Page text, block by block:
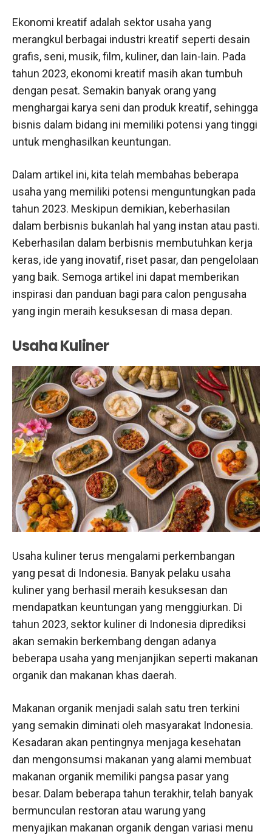
Ekonomi kreatif adalah sektor usaha yang
merangkul berbagai industri kreatif seperti desain
grafis, seni, musik, film, kuliner, dan lain-lain. Pada
tahun 2023, ekonomi kreatif masih akan tumbuh
dengan pesat. Semakin banyak orang yang
menghargai karya seni dan produk kreatif, sehingga
bisnis dalam bidang ini memiliki potensi yang tinggi
untuk menghasilkan keuntungan.
Dalam artikel ini, kita telah membahas beberapa
usaha yang memiliki potensi menguntungkan pada
tahun 2023. Meskipun demikian, keberhasilan
dalam berbisnis bukanlah hal yang instan atau pasti.
Keberhasilan dalam berbisnis membutuhkan kerja
keras, ide yang inovatif, riset pasar, dan pengelolaan
yang baik. Semoga artikel ini dapat memberikan
inspirasi dan panduan bagi para calon pengusaha
yang ingin meraih kesuksesan di masa depan.
Usaha Kuliner
Usaha kuliner terus mengalami perkembangan
yang pesat di Indonesia. Banyak pelaku usaha
kuliner yang berhasil meraih kesuksesan dan
mendapatkan keuntungan yang menggiurkan. Di
tahun 2023, sektor kuliner di Indonesia diprediksi
akan semakin berkembang dengan adanya
beberapa usaha yang menjanjikan seperti makanan
organik dan makanan khas daerah.
Makanan organik menjadi salah satu tren terkini
yang semakin diminati oleh masyarakat Indonesia.
Kesadaran akan pentingnya menjaga kesehatan
dan mengonsumsi makanan yang alami membuat
makanan organik memiliki pangsa pasar yang
besar. Dalam beberapa tahun terakhir, telah banyak
bermunculan restoran atau warung yang
menyajikan makanan organik dengan variasi menu